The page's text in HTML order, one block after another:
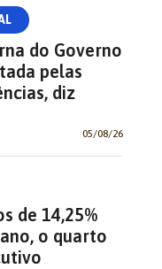
do Governo
pelas
diz
05/08/26
de 14,25%
o quarto